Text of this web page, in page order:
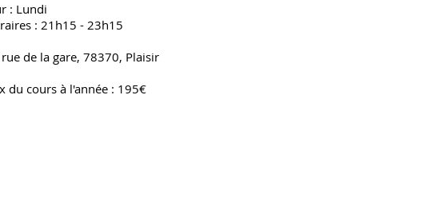
: Lundi
: 21h15 - 23h15
de la gare, 78370, Plaisir
du cours à l'année : 195€